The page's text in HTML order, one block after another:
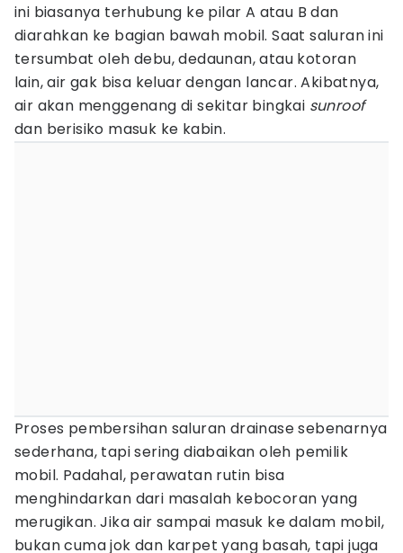
ini biasanya terhubung ke pilar A atau B dan
diarahkan ke bagian bawah mobil. Saat saluran ini
tersumbat oleh debu, dedaunan, atau kotoran
lain, air gak bisa keluar dengan lancar. Akibatnya,
air akan menggenang di sekitar bingkai sunroof
dan berisiko masuk ke kabin.
Proses pembersihan saluran drainase sebenarnya
sederhana, tapi sering diabaikan oleh pemilik
mobil. Padahal, perawatan rutin bisa
menghindarkan dari masalah kebocoran yang
merugikan. Jika air sampai masuk ke dalam mobil,
bukan cuma jok dan karpet yang basah, tapi juga